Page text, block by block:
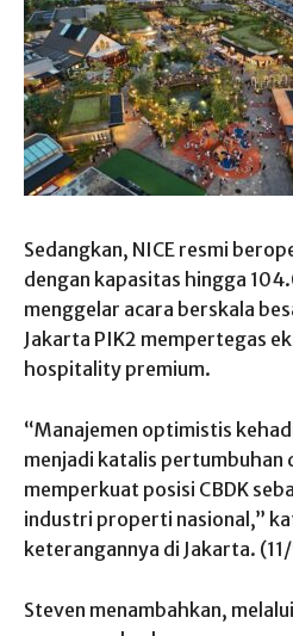
Sedangkan, NICE resmi
dengan kapasitas hingga
menggelar acara berskala
Jakarta PIK2 mempertegas
hospitality premium.
“Manajemen optimistis
menjadi katalis pertumbuhan
memperkuat posisi CBDK
industri properti nasional,”
keterangannya di Jakarta.
Steven menambahkan,